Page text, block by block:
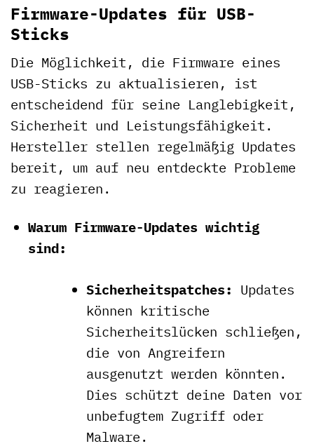
Firmware-Updates für USB-
Sticks
Die Möglichkeit, die Firmware eines
USB-Sticks zu aktualisieren, ist
entscheidend für seine Langlebigkeit,
Sicherheit und Leistungsfähigkeit.
Hersteller stellen regelmäßig Updates
bereit, um auf neu entdeckte Probleme
zu reagieren.
Warum Firmware-Updates wichtig
sind:
Sicherheitspatches: Updates
können kritische
Sicherheitslücken schließen,
die von Angreifern
ausgenutzt werden könnten.
Dies schützt deine Daten vor
unbefugtem Zugriff oder
Malware.